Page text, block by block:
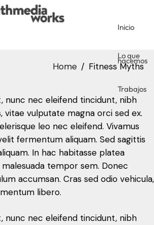
Trabajos
Inicio
Lo que
hacemos
Trabajos
Home Fitness Myths
nunc nec eleifend tincidunt, nibh
vitae vulputate magna orci sed ex.
leo nec eleifend. Vivamus
fermentum aliquam. Sed sagittis
In hac habitasse platea
tempor sem. Donec
accumsan. Cras sed odio vehicula,
libero.
nunc nec eleifend tincidunt, nibh